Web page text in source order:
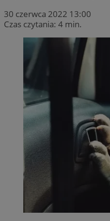
30 czerwca 2022 13:00
Czas czytania: 4 min.